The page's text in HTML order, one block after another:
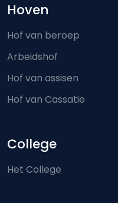
Hoven
Hof van beroep
Arbeidshof
Hof van assisen
Hof van Cassatie
College
Het College